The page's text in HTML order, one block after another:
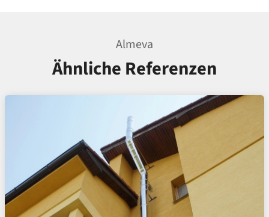
Almeva
Ähnliche Referenzen